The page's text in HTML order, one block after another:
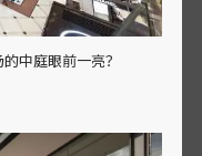
中庭眼前一亮？